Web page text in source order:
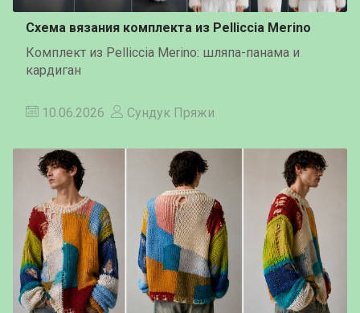
Схема вязания комплекта из Pelliccia Merino
Комплект из Pelliccia Merino: шляпа-панама и
кардиган
10.06.2026 Сундук Пряжи